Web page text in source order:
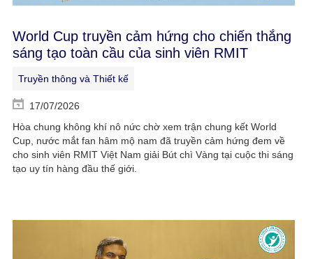
World Cup truyền cảm hứng cho chiến thắng
sáng tạo toàn cầu của sinh viên RMIT
Truyền thông và Thiết kế
17/07/2026
Hòa chung không khí nô nức chờ xem trận chung kết World
Cup, nước mắt fan hâm mộ nam đã truyền cảm hứng đem về
cho sinh viên RMIT Việt Nam giải Bút chì Vàng tại cuộc thi sáng
tạo uy tín hàng đầu thế giới.